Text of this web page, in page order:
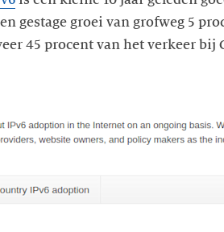
gestage groei van grofweg 5
45 procent van het verkeer bij